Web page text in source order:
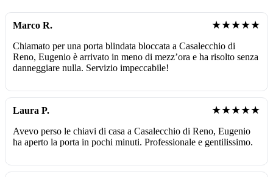
Marco R. ★★★★★
Chiamato per una porta blindata bloccata a Casalecchio di
Reno, Eugenio è arrivato in meno di mezz’ora e ha risolto senza
danneggiare nulla. Servizio impeccabile!
Laura P. ★★★★★
Avevo perso le chiavi di casa a Casalecchio di Reno, Eugenio
ha aperto la porta in pochi minuti. Professionale e gentilissimo.